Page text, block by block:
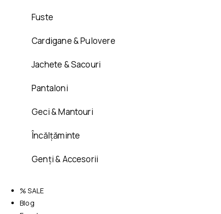
Fuste
Cardigane & Pulovere
Jachete & Sacouri
Pantaloni
Geci & Mantouri
Încălțăminte
Genți & Accesorii
% SALE
Blog